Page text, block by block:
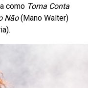
como Toma Conta
Não(Mano Walter)